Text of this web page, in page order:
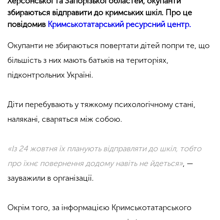
збираються відправити до кримських шкіл. Про це
повідомив Кримськотатарський ресурсний центр.
Окупанти не збираються повертати дітей попри те, що
більшість з них мають батьків на територіях,
підконтрольних Україні.
Діти перебувають у тяжкому психологічному стані,
налякані, сваряться між собою.
«Із 24 жовтня їх планують відправляти до шкіл, тобто
про їхнє повернення додому навіть не йдеться», —
зауважили в організації.
Окрім того, за інформацією Кримськотатарського